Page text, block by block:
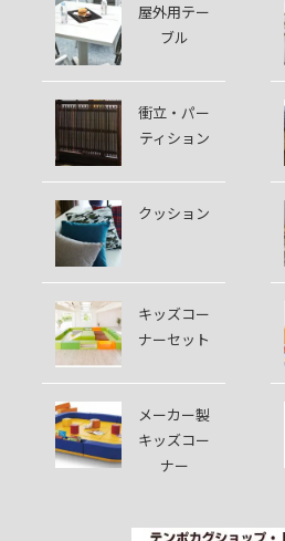
屋外用テー
ブル
衝立・パー
ティション
クッション
キッズコー
ナーセット
メーカー製
キッズコー
ナー